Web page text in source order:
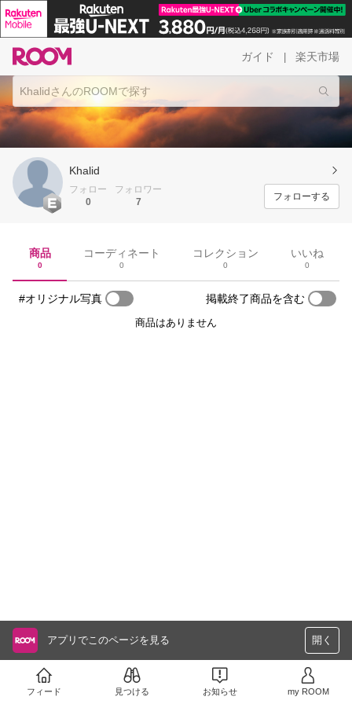
ガイド 楽天市場
Khalid
フォロー
0
フォロワー
7
フォローする
商品
0
コーディネート
0
コレクション
0
いいね
0
#オリジナル写真 掲載終了商品を含む
商品はありません
アプリでこのページを見る 開く
フィード 見つける お知らせ my ROOM